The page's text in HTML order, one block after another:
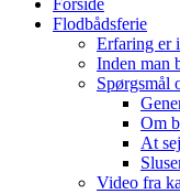
Forside
Flodbådsferie
Erfaring er
Inden man
Spørgsmål
Om
At
Video fra